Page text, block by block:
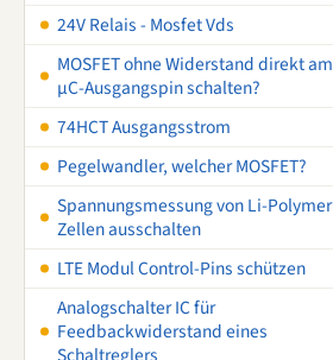
24V Relais - Mosfet Vds
MOSFET ohne Widerstand direkt am
µC-Ausgangspin schalten?
74HCT Ausgangsstrom
Pegelwandler, welcher MOSFET?
Spannungsmessung von Li-Polymer
Zellen ausschalten
LTE Modul Control-Pins schützen
Analogschalter IC für
Feedbackwiderstand eines